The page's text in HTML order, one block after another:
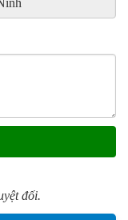
đối.